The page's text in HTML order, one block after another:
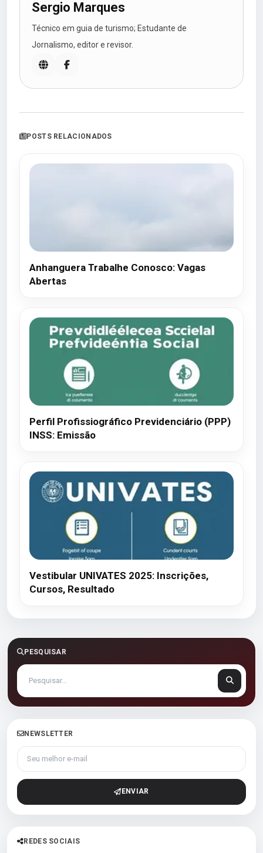
Sergio Marques
Técnico em guia de turismo; Estudante de
Jornalismo, editor e revisor.
POSTS RELACIONADOS
Anhanguera Trabalhe Conosco: Vagas
Abertas
Perfil Profissiográfico Previdenciário (PPP)
INSS: Emissão
Vestibular UNIVATES 2025: Inscrições,
Cursos, Resultado
PESQUISAR
NEWSLETTER
Seu melhor e-mail
ENVIAR
REDES SOCIAIS